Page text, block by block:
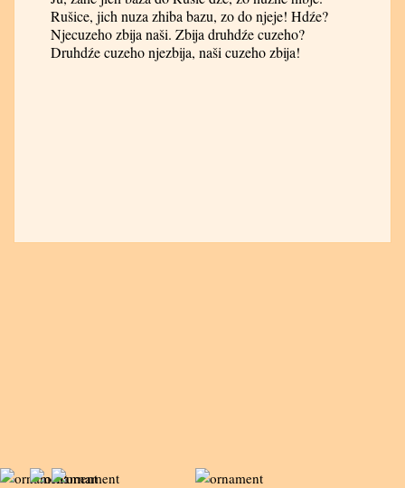
Rušice, jich nuza zhiba bazu, zo do njeje! Hdźe?
Njecuzeho zbija naši. Zbija druhdźe cuzeho?
Druhdźe cuzeho njezbija, naši cuzeho zbija!